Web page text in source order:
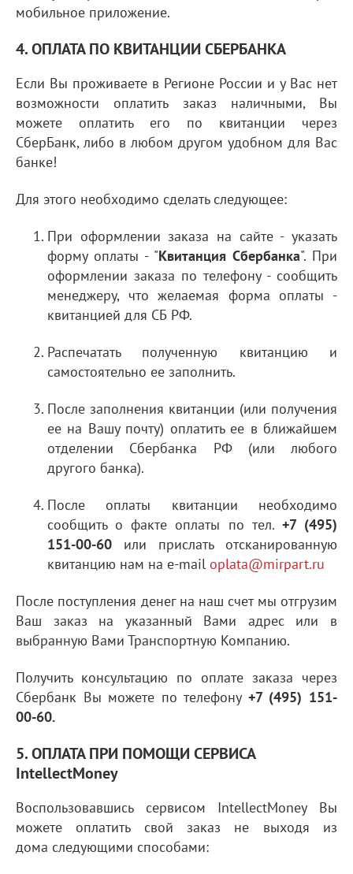
мобильное приложение.
4. ОПЛАТА ПО КВИТАНЦИИ СБЕРБАНКА
Если Вы проживаете в Регионе России и у Вас нет
возможности оплатить заказ наличными, Вы
можете оплатить его по квитанции через
СберБанк, либо в любом другом удобном для Вас
банке!
Для этого необходимо сделать следующее:
При оформлении заказа на сайте - указать
форму оплаты - "Квитанция Сбербанка". При
оформлении заказа по телефону - сообщить
менеджеру, что желаемая форма оплаты -
квитанцией для СБ РФ.
Распечатать полученную квитанцию и
самостоятельно ее заполнить.
После заполнения квитанции (или получения
ее на Вашу почту) оплатить ее в ближайшем
отделении Сбербанка РФ (или любого
другого банка).
После оплаты квитанции необходимо
сообщить о факте оплаты по тел. +7 (495)
151-00-60 или прислать отсканированную
квитанцию нам на e-mail oplata@mirpart.ru
После поступления денег на наш счет мы отгрузим
Ваш заказ на указанный Вами адрес или в
выбранную Вами Транспортную Компанию.
Получить консультацию по оплате заказа через
Сбербанк Вы можете по телефону +7 (495) 151-
00-60.
5. ОПЛАТА ПРИ ПОМОЩИ СЕРВИСА
IntellectMoney
Воспользовавшись сервисом IntellectMoney Вы
можете оплатить свой заказ не выходя из
дома следующими способами: